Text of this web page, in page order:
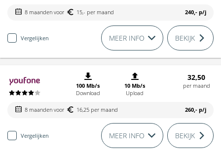
8 maanden voor 15,- per maand 240,- p/j
Vergelijken MEER INFO BEKIJK
100 Mb/s
Download
10 Mb/s
Upload
32,50
per maand
8 maanden voor 16,25 per maand 260,- p/j
Vergelijken MEER INFO BEKIJK